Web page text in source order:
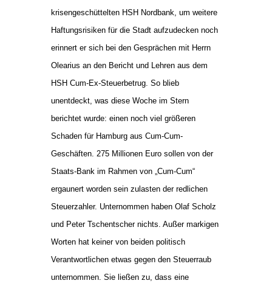
krisengeschüttelten HSH Nordbank, um weitere
Haftungsrisiken für die Stadt aufzudecken noch
erinnert er sich bei den Gesprächen mit Herrn
Olearius an den Bericht und Lehren aus dem
HSH Cum-Ex-Steuerbetrug. So blieb
unentdeckt, was diese Woche im Stern
berichtet wurde: einen noch viel größeren
Schaden für Hamburg aus Cum-Cum-
Geschäften. 275 Millionen Euro sollen von der
Staats-Bank im Rahmen von „Cum-Cum“
ergaunert worden sein zulasten der redlichen
Steuerzahler. Unternommen haben Olaf Scholz
und Peter Tschentscher nichts. Außer markigen
Worten hat keiner von beiden politisch
Verantwortlichen etwas gegen den Steuerraub
unternommen. Sie ließen zu, dass eine